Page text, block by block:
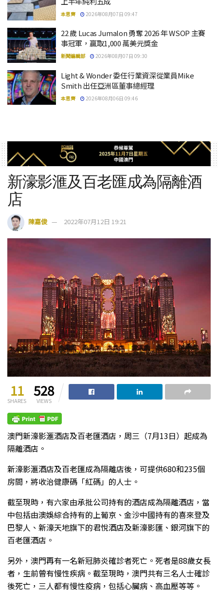
本思齊 2026年08月07日 09:47
22 歲 Lucas Jumalon 勇奪 2026 年 WSOP 主賽
事冠軍，贏取1,000 萬美元獎金
新聞編輯部 2026年08月07日 09:30
Light & Wonder 委任行業資深從業員Mike
Smith 出任亞洲區董事總經理
本思齊 2026年08月06日 09:46
新濠影滙及百老匯成為隔離酒
店
陳嘉俊 2022年07月12日 19:21
11
SHARES
528
VIEWS
澳門新濠影滙酒店及百老匯酒店，周三（7月13日）起成為
隔離酒店。
新濠影滙酒店及百老匯成為隔離店後，可提供680和235個
房間，將收治健康碼「紅碼」的人士。
截至現時，有六家由承批公司持有的酒店成為隔離酒店，當
中包括由澳娛綜合持有的上葡京、金沙中國持有的喜來登及
巴黎人、新濠天地旗下的君悅酒店及新濠影匯、銀河旗下的
百老匯酒店。
另外，澳門再有一名新冠肺炎確診者死亡。死者是88歲女長
者，生前曾有慢性疾病。截至現時，澳門共有三名人士確診
後死亡，三人都有慢性疫病，包括心臟病、高血壓等等。